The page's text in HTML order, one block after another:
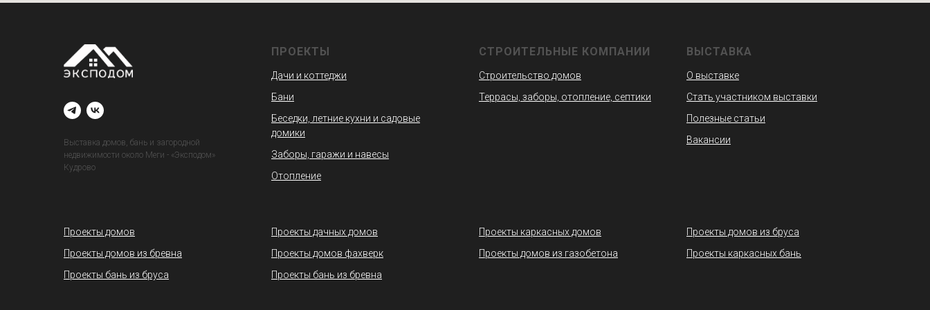
Выставка домов, бань и загородной
недвижимости около Меги - «Эксподом»
Кудрово
ПРОЕКТЫ
Дачи и коттеджи
Бани
Беседки, летние кухни и садовые
домики
Заборы, гаражи и навесы
Отопление
СТРОИТЕЛЬНЫЕ КОМПАНИИ
Строительство домов
Террасы, заборы, отопление, септики
ВЫСТАВКА
О выставке
Стать участником выставки
Полезные статьи
Вакансии
Проекты домов
Проекты домов из бревна
Проекты бань из бруса
Проекты дачных домов
Проекты домов фахверк
Проекты бань из бревна
Проекты каркасных домов
Проекты домов из газобетона
Проекты домов из бруса
Проекты каркасных бань